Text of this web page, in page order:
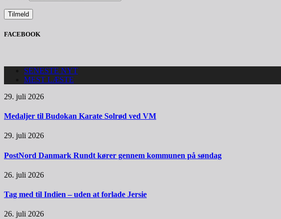
FACEBOOK
SENESTE NYT
MEST LÆSTE
29. juli 2026
Medaljer til Budokan Karate Solrød ved VM
29. juli 2026
PostNord Danmark Rundt kører gennem kommunen på søndag
26. juli 2026
Tag med til Indien – uden at forlade Jersie
26. juli 2026